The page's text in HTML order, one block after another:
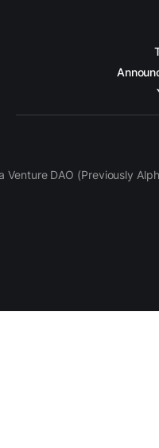
Venture DAO (Previously